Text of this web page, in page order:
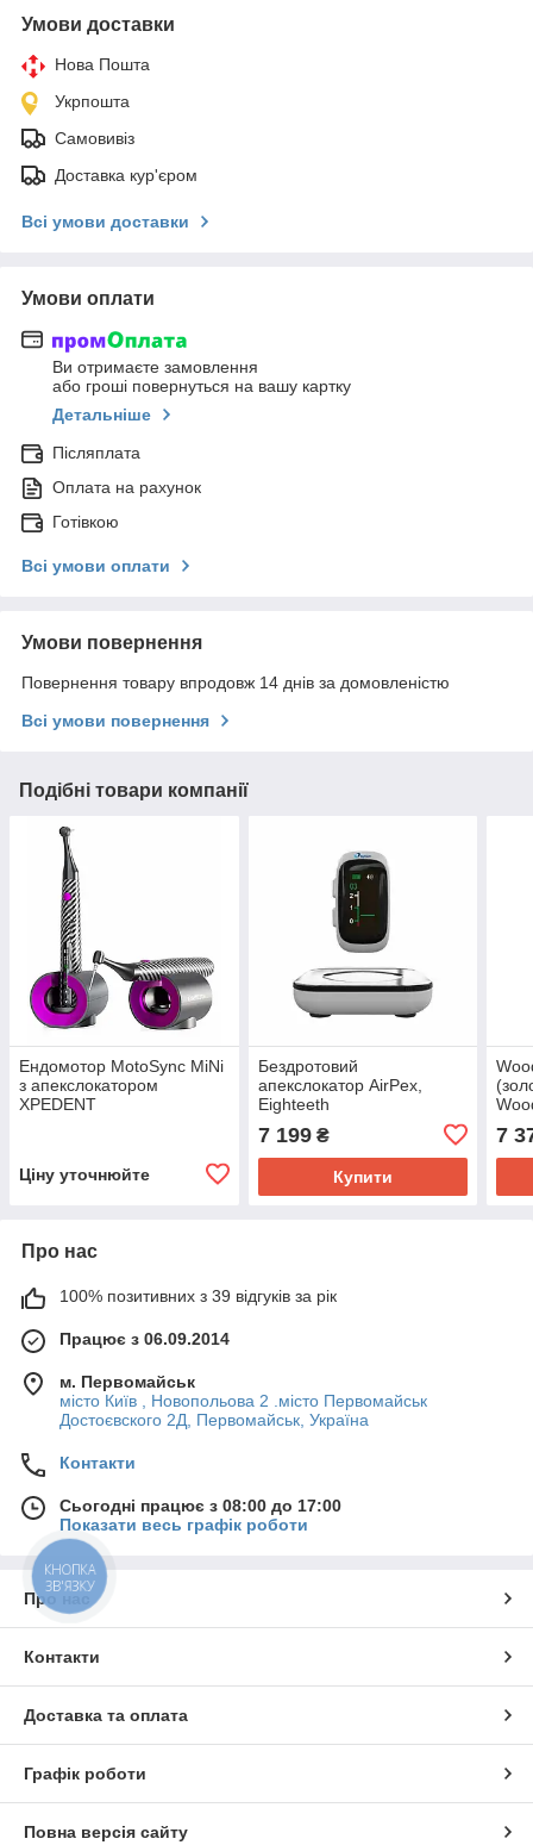
Умови доставки
Нова Пошта
Укрпошта
Самовивіз
Доставка кур'єром
Всі умови доставки
Умови оплати
Ви отримаєте замовлення
або гроші повернуться на вашу картку
Детальніше
Післяплата
Оплата на рахунок
Готівкою
Всі умови оплати
Умови повернення
Повернення товару впродовж 14 днів за домовленістю
Всі умови повернення
Подібні товари компанії
Ендомотор MotoSync MiNi
з апекслокатором
XPEDENT
Ціну уточнюйте
Бездротовий
апекслокатор AirPex,
Eighteeth
7 199₴
Купити
7
Про нас
100% позитивних з 39 відгуків за рік
Працює з 06.09.2014
м. Первомайськ
місто Київ , Новопольова 2 .місто Первомайськ
Достоєвского 2Д, Первомайськ, Україна
Контакти
Сьогодні працює з 08:00 до 17:00
Показати весь графік роботи
Про нас
Контакти
Доставка та оплата
Графік роботи
Повна версія сайту
КНОПКА
ЗВ'ЯЗКУ